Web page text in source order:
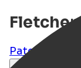
Fletcher
Paterswolde